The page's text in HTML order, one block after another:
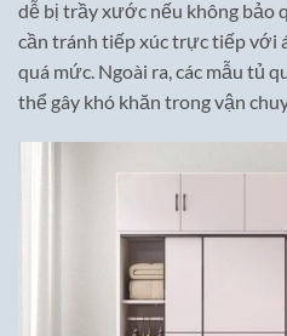
dễ bị trầy xước nếu không bảo
cần tránh tiếp xúc trực tiếp với
quá mức. Ngoài ra, các mẫu tủ
thể gây khó khăn trong vận